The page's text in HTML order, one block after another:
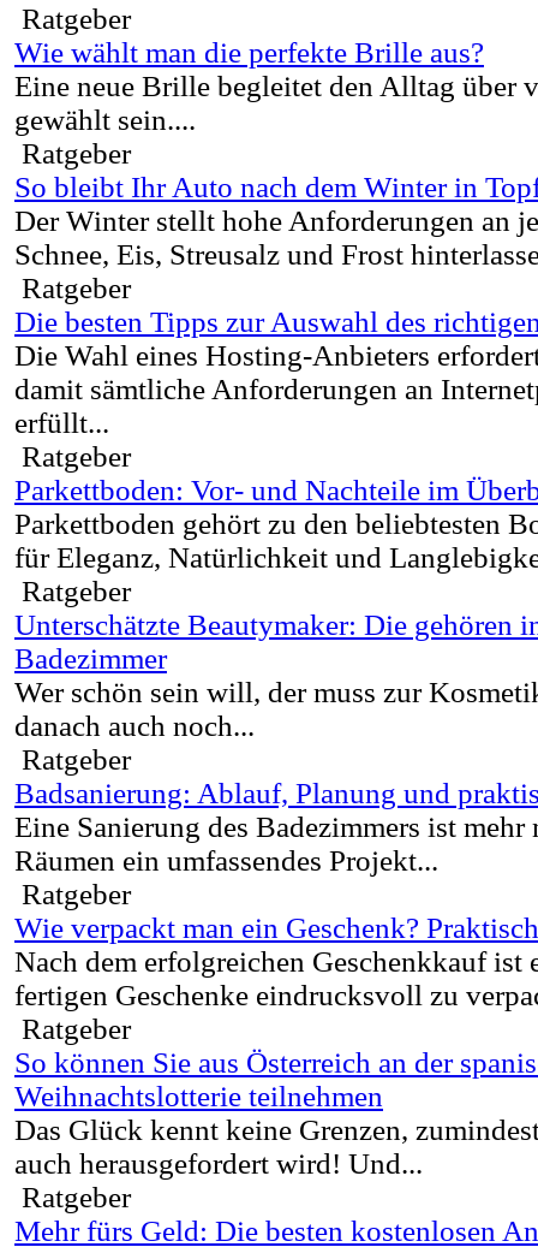
Ratgeber
Wie wählt man die perfekte Brille aus?
Eine neue Brille begleitet den Alltag über
gewählt sein....
Ratgeber
So bleibt Ihr Auto nach dem Winter in
Der Winter stellt hohe Anforderungen an
Schnee, Eis, Streusalz und Frost
Ratgeber
Die besten Tipps zur Auswahl des
Die Wahl eines Hosting-Anbieters
damit sämtliche Anforderungen an
erfüllt...
Ratgeber
Parkettboden: Vor- und Nachteile im
Parkettboden gehört zu den beliebtesten
für Eleganz, Natürlichkeit und
Ratgeber
Unterschätzte Beautymaker: Die gehören
Badezimmer
Wer schön sein will, der muss zur
danach auch noch...
Ratgeber
Badsanierung: Ablauf, Planung und
Eine Sanierung des Badezimmers ist mehr
Räumen ein umfassendes Projekt...
Ratgeber
Wie verpackt man ein Geschenk?
Nach dem erfolgreichen Geschenkkauf ist
fertigen Geschenke eindrucksvoll zu
Ratgeber
So können Sie aus Österreich an der
Weihnachtslotterie teilnehmen
Das Glück kennt keine Grenzen,
auch herausgefordert wird! Und...
Ratgeber
Mehr fürs Geld: Die besten kostenlosen